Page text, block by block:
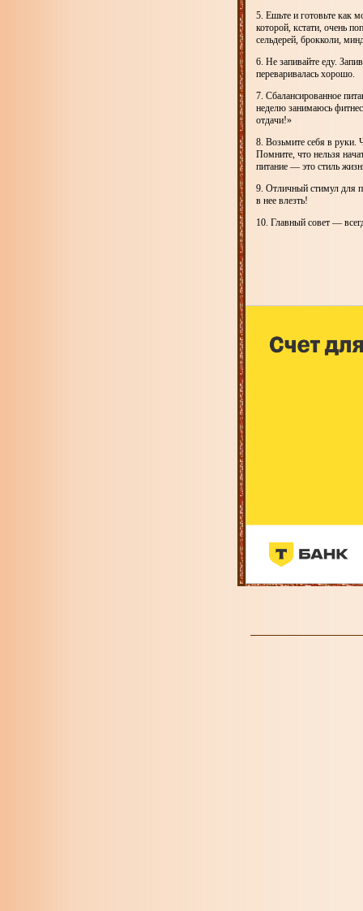
5. Ешьте и готовьте как
которой, кстати, очень
сельдерей, брокколи,
6. Не запивайте еду.
переваривалась хорошо.
7. Сбалансированное
неделю занимаюсь
отдачи!»
8. Возьмите себя в руки.
Помните, что нельзя
питание — это стиль
9. Отличный стимул для
в нее влезть!
10. Главный совет —